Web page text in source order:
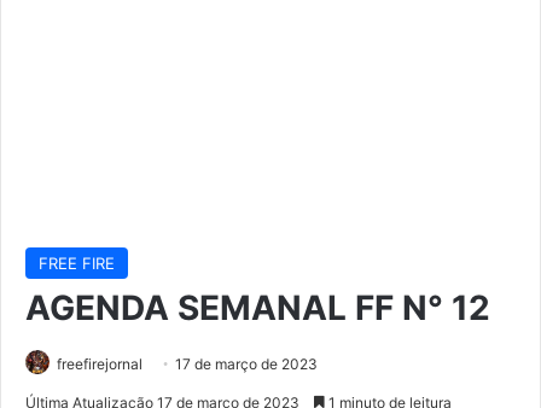
FREE FIRE
AGENDA SEMANAL FF N° 12
freefirejornal 17 de março de 2023
Última Atualização 17 de março de 2023 1 minuto de leitura